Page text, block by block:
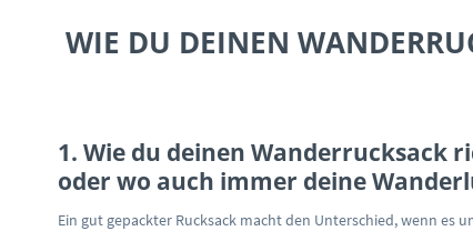
WIE DU DEINEN
1. Wie du deinen Wanderrucksack
oder wo auch immer deine
Ein gut gepackter Rucksack macht den Unterschied, wenn es